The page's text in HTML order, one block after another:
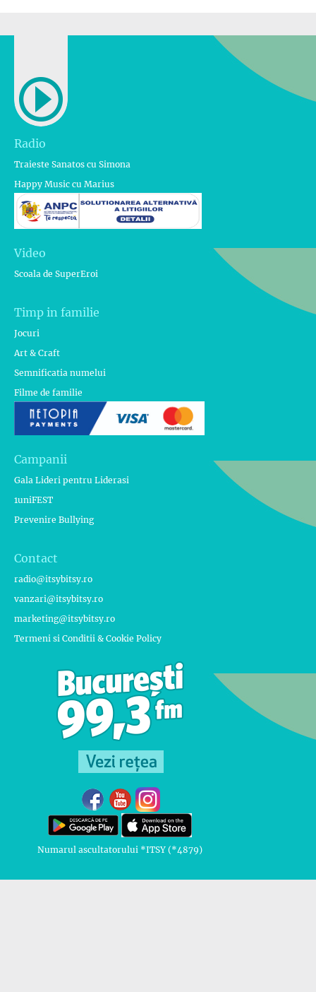
Radio
Traieste Sanatos cu Simona
Happy Music cu Marius
Video
Scoala de SuperEroi
Timp in familie
Jocuri
Art & Craft
Semnificatia numelui
Filme de familie
Campanii
Gala Lideri pentru Liderasi
1uniFEST
Prevenire Bullying
Contact
radio@itsybitsy.ro
vanzari@itsybitsy.ro
marketing@itsybitsy.ro
Termeni si Conditii & Cookie Policy
Numarul ascultatorului *ITSY (*4879)